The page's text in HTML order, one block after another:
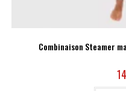
Combinaison Steamer